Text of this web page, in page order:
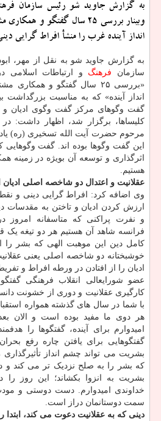
به گزارش جاوید شو رئیس سازمان
وبینار بررسی ۲۵ سال گفتگو
انداز آینده غرب را منشأ افراط گرایی
به گزارش جاوید شو به نقل از مهر،
سازمان فرهنگ و ارتباطات اسلامی
«بررسی ۲۵ سال گفتگو و
انداز آینده» که به مناسبت بزرگداشت
گفت وگوهای مرکز گفت وگوی ادیان و
کلیساها، برگزار شد، اظهار داشت: در
مرحوم حضرت آیت الله تسخیری (ره) یاد
این گفت وگوها بوده اند. گفت وگوهایی
اثرگذاری و توسعه آن بویژه در زمینه
هستیم.
عقلانیت و اعتدال دو شاخصه اصلی
وی اضافه کرد: افراط گرایی دینی و
ارزش کردن ادیان و تاختن به مقدسات
و نفرت پراکنی که متاسفانه
فرانسه شاهد آن هستیم هر دو تیغه یک
کامل دین این موهبت الهی که بشر را
خوشبختانه دو شاخصه اصلی یعنی
ادیان را از افتادن در ورطه افراط و
عضو شورایعالی انقلاب فرهنگی
کارگیری عقلانیت و دوری از خشونت
با شما در سال های گذشته همواره
هر دوی ما مفید بوده است و الان
امیدوارم برای آینده، گفتگوها را
گفتگوهایی برای یافتن چاره رفع
بشریت می تواند چشم انداز
که بشر را به صلح نزدیک تر می کند و
بشریت به انزوا بکشاند؛ این روز
خداوندی امیدوارم. دست دوستی و
سمت دوستانمان دراز است.
دینی که به عقلانیت دعوت می کند،